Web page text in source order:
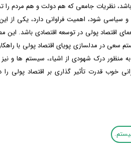
نظریات جامعی که هم دولت و هم مردم را
سیاسی شود، اهمیت فراوانی دارد، یکی از
اقتصاد پولی در توسعه اقتصادی باشد. این
سعی در مدلسازی پویای اقتصاد پولی با
منظور درک شهودی از اشیاء، سیستم ها و نیز
خوب قدرت تأثیر گذاری بر اقتصاد پولی را